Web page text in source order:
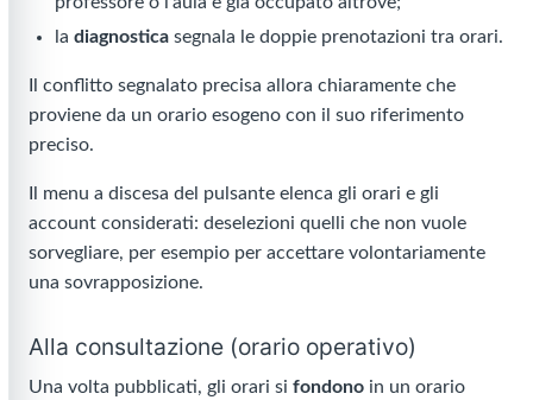
ladiagnostica segnala le doppie prenotazioni tra orari.
Il conflitto segnalato precisa allora chiaramente che
proviene da un orario esogeno con il suo riferimento
preciso.
Il menu a discesa del pulsante elenca gli orari e gli
account considerati: deselezioni quelli che non vuole
sorvegliare, per esempio per accettare volontariamente
una sovrapposizione.
Alla consultazione (orario operativo)
Una volta pubblicati, gli orari si fondono in un orario